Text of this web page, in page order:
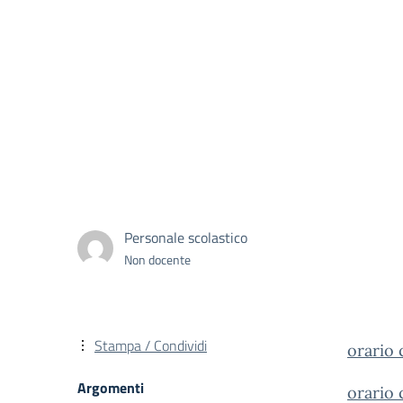
Personale scolastico
Non docente
orario
orario
Stampa / Condividi
Argomenti